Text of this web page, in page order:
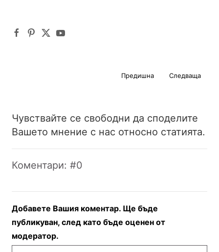
Предишна Следваща
Чувствайте се свободни да споделите
Вашето мнение с нас относно статията.
Коментари: #0
Добавете Вашия коментар. Ще бъде
публикуван, след като бъде оценен от
модератор.